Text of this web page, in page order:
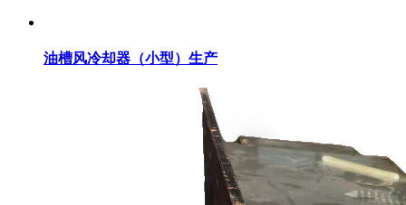
油槽风冷却器（小型）生产